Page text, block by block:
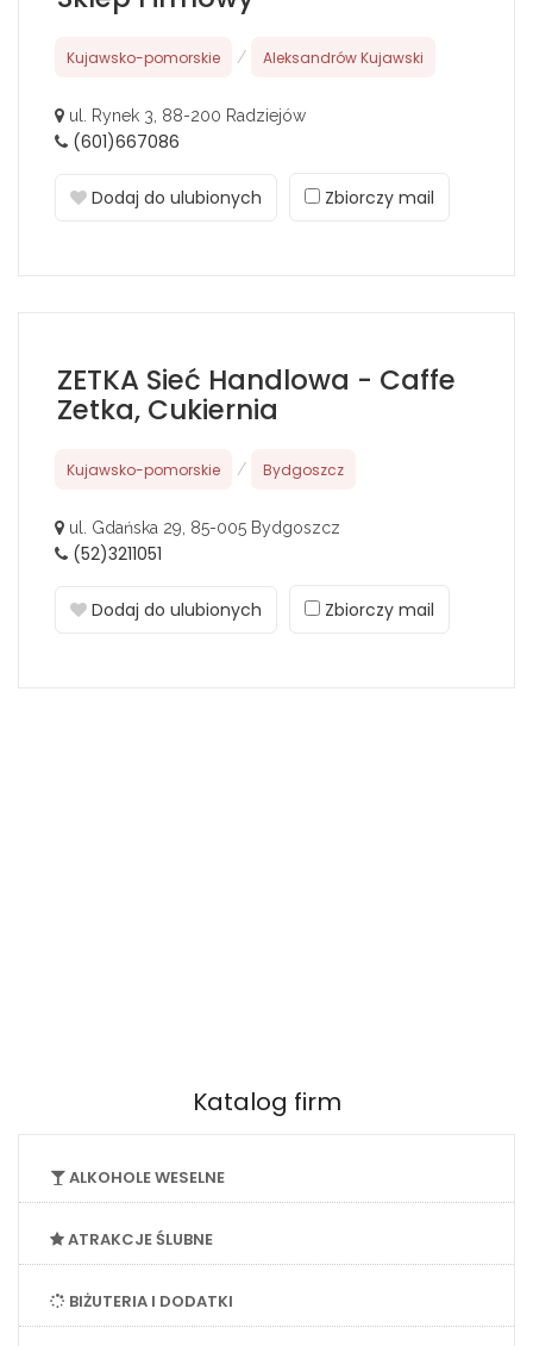
Kujawsko-pomorskie / Aleksandrów Kujawski
ul. Rynek 3, 88-200 Radziejów
(601)667086
Dodaj do ulubionych Zbiorczy mail
ZETKA Sieć Handlowa - Caffe
Zetka, Cukiernia
Kujawsko-pomorskie / Bydgoszcz
ul. Gdańska 29, 85-005 Bydgoszcz
(52)3211051
Dodaj do ulubionych Zbiorczy mail
Katalog firm
ALKOHOLE WESELNE
ATRAKCJE ŚLUBNE
BIŻUTERIA I DODATKI